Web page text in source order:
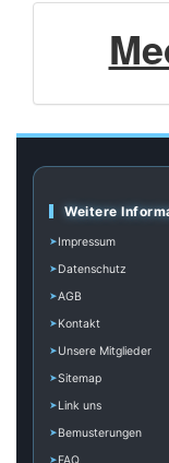
Weitere
Impressum
Datenschutz
AGB
Kontakt
Unsere Mitglieder
Sitemap
Link uns
Bemusterungen
FAQ